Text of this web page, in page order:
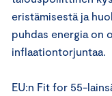
eristämisestä ja
puhdas energia on
inflaationtorjuntaa.
EU:n Fit for 55-